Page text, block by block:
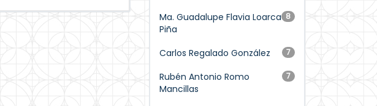
8
Ma. Guadalupe Flavia Loarca
Piña
7
Carlos Regalado González
7
Rubén Antonio Romo
Mancillas